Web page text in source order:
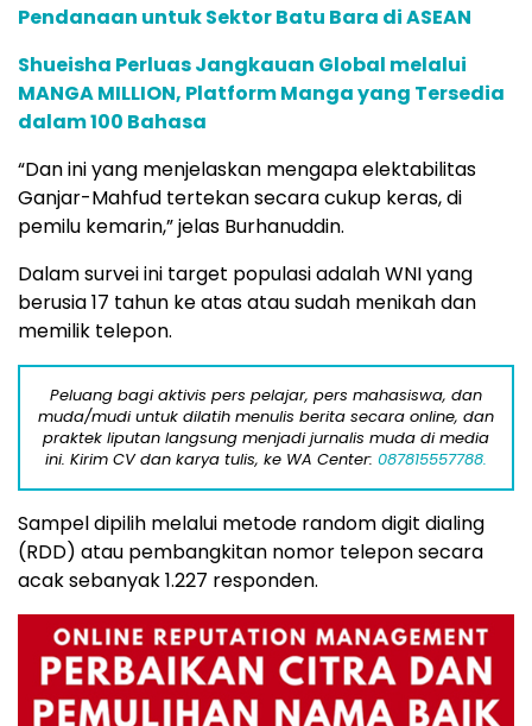
Pendanaan untuk Sektor Batu Bara di ASEAN
Shueisha Perluas Jangkauan Global melalui
MANGA MILLION, Platform Manga yang Tersedia
dalam 100 Bahasa
“Dan ini yang menjelaskan mengapa elektabilitas
Ganjar-Mahfud tertekan secara cukup keras, di
pemilu kemarin,” jelas Burhanuddin.
Dalam survei ini target populasi adalah WNI yang
berusia 17 tahun ke atas atau sudah menikah dan
memilik telepon.
Peluang bagi aktivis pers pelajar, pers mahasiswa, dan
muda/mudi untuk dilatih menulis berita secara online, dan
praktek liputan langsung menjadi jurnalis muda di media
ini. Kirim CV dan karya tulis, ke WA Center: 087815557788.
Sampel dipilih melalui metode random digit dialing
(RDD) atau pembangkitan nomor telepon secara
acak sebanyak 1.227 responden.